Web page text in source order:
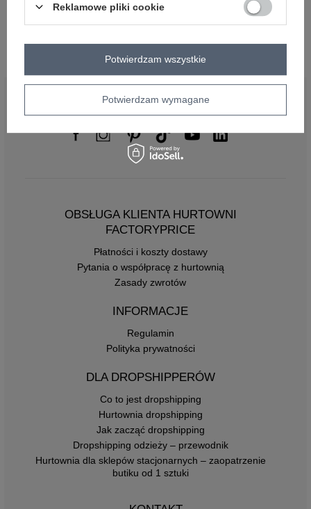
Centrum Logistyczne Nadarzyn
Dostępny
BĄDŹ BLISKO NAS
OBSŁUGA KLIENTA HURTOWNI
FACTORYPRICE
Płatności i koszty dostawy
Pytania o współpracę z hurtownią
Zasady zwrotów
INFORMACJE
Regulamin
Polityka prywatności
DLA DROPSHIPPERÓW
Co to jest dropshipping
Hurtownia dropshipping
Jak zacząć dropshipping
Dropshipping odzieży – przewodnik
Hurtownia dla sklepów stacjonarnych – zaopatrzenie
butiku od 1 sztuki
Reklamowe pliki cookie
Potwierdzam wymagane
Potwierdzam wszystkie